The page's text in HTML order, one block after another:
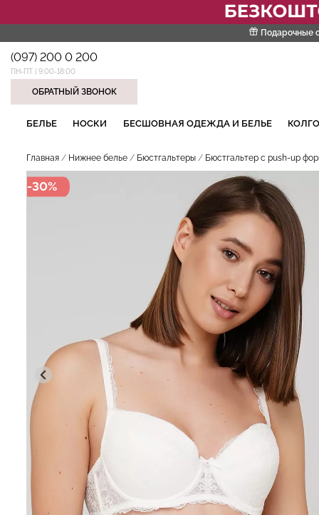
Подарочные
(097) 200 0 200
ПН-ПТ | 9:00-18:00
ОБРАТНЫЙ ЗВОНОК
БЕЛЬЕ НОСКИ БЕСШОВНАЯ ОДЕЖДА И БЕЛЬЕ
Главная Нижнее белье Бюстгальтеры Бюстгальтер с push-up
-30%
НАШИ ТРЕНДОВЫЕ ТОВАРЫ
Бесшовные леггинсы из
микрофибры LEGGINGS 02
(черный) Giulia
552 грн.
Бесшовная
легкой
BRASILIAN
black (черный)
258 грн.369 грн.